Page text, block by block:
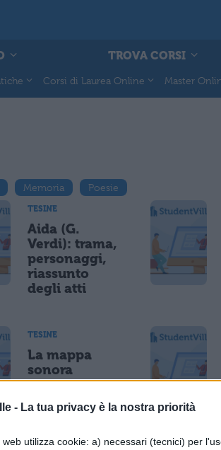
- La tua privacy è la nostra priorità
utilizza cookie: a) necessari (tecnici) per
TROVA CORSI
Corsi di Laurea Online Master
Memoria Poesie
TESINE
Aida (G.
Verdi): trama,
personaggi,
riassunto
degli atti
TESINE
La mappa
sonora
mondiale
della poesia